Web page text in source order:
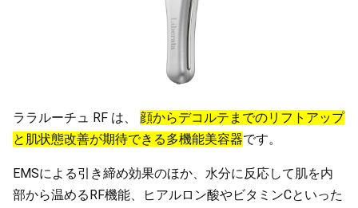
ララルーチュ RF は、 顔からデコルテまでのリフトアップ
と肌状態改善が期待できる多機能美容器です。
EMSによる引き締め効果のほか、水分に反応して肌を内
部から温めるRF機能、ヒアルロン酸やビタミンCといった